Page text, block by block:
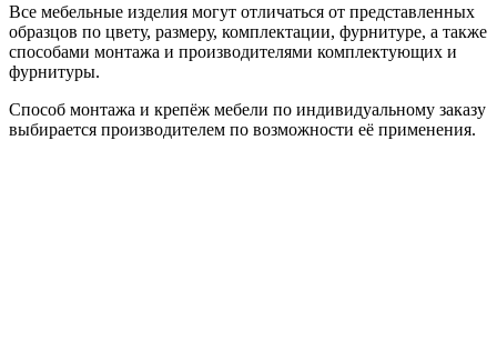
Все мебельные изделия могут отличаться от представленных
образцов по цвету, размеру, комплектации, фурнитуре, а также
способами монтажа и производителями комплектующих и
фурнитуры.
Способ монтажа и крепёж мебели по индивидуальному заказу
выбирается производителем по возможности её применения.